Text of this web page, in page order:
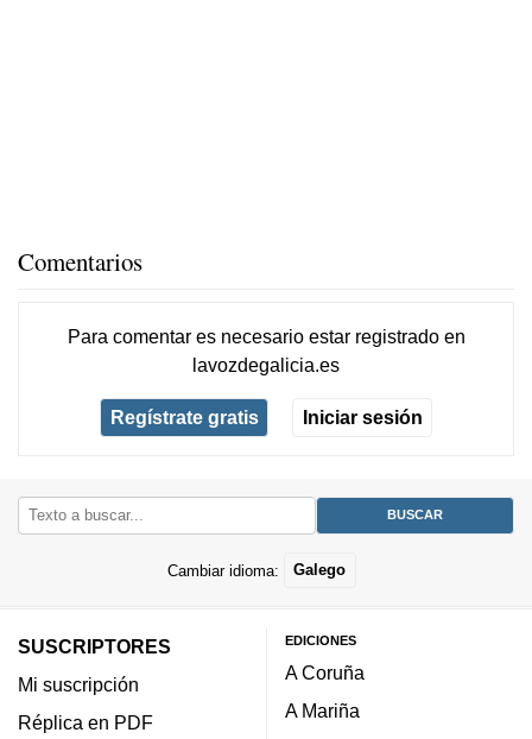
Comentarios
Para comentar es necesario estar registradoen
lavozdegalicia.es
Regístrate gratis Iniciar sesión
Cambiar idioma: Galego
SUSCRIPTORES
Mi suscripción
Réplica en PDF
EDICIONES
A Coruña
A Mariña